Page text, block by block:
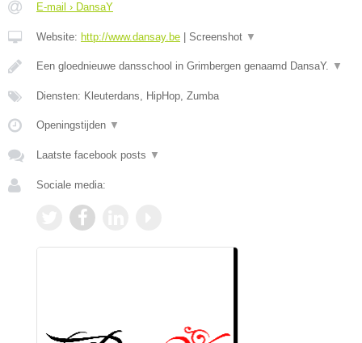
E-mail › DansaY
Website: http://www.dansay.be | Screenshot ▼
Een gloednieuwe dansschool in Grimbergen genaamd DansaY. ▼
Diensten: Kleuterdans, HipHop, Zumba
Openingstijden ▼
Laatste facebook posts ▼
Sociale media: